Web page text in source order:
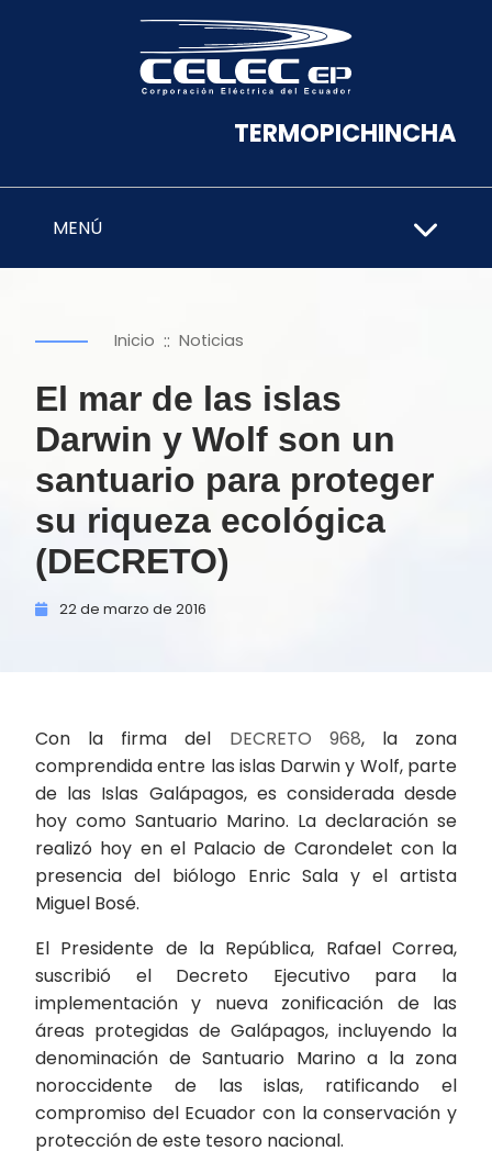
TERMOPICHINCHA
MENÚ
Inicio :: Noticias
El mar de las islas
Darwin y Wolf son un
santuario para proteger
su riqueza ecológica
(DECRETO)
22 de marzo de 2016
Con la firma del DECRETO 968, la zona
comprendida entre las islas Darwin y Wolf, parte
de las Islas Galápagos, es considerada desde
hoy como Santuario Marino. La declaración se
realizó hoy en el Palacio de Carondelet con la
presencia del biólogo Enric Sala y el artista
Miguel Bosé.
El Presidente de la República, Rafael Correa,
suscribió el Decreto Ejecutivo para la
implementación y nueva zonificación de las
áreas protegidas de Galápagos, incluyendo la
denominación de Santuario Marino a la zona
noroccidente de las islas, ratificando el
compromiso del Ecuador con la conservación y
protección de este tesoro nacional.